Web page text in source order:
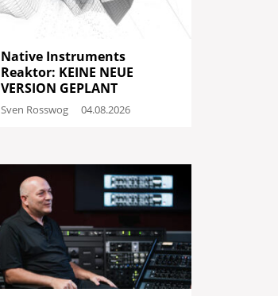
Native Instruments
Reaktor: KEINE NEUE
VERSION GEPLANT
Sven Rosswog 04.08.2026